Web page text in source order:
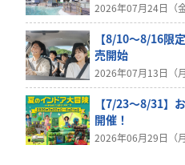
2026年07月24日（金
【8/10～8/16限
売開始
2026年07月13日（月
【7/23～8/31】
開催！
2026年06月29日（月